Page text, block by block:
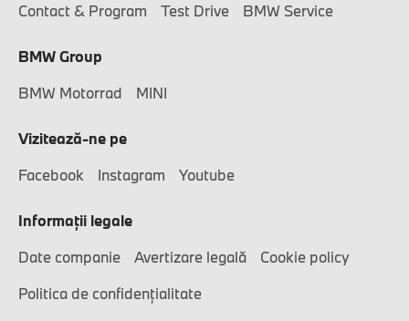
Contact & Program
Test Drive BMW Service
BMW Group
BMW Motorrad
MINI
Vizitează-ne pe
Facebook
Instagram Youtube
Informaţii legale
Date companie
Avertizare legală
Cookie policy
Politica de confidențialitate